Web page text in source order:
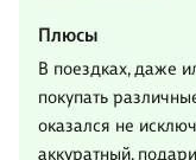
Плюсы
В поездках, даже
покупать
оказался не
аккуратный,